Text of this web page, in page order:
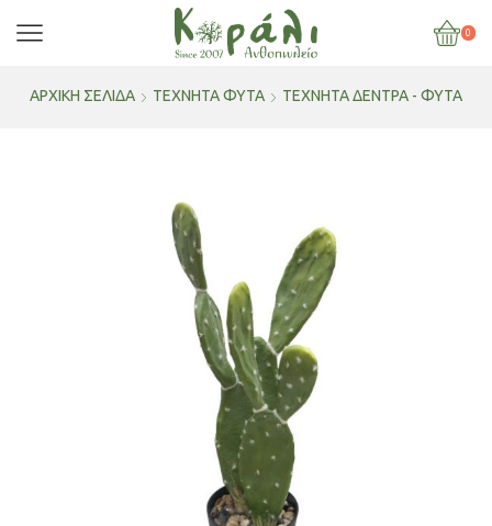
0
ΑΡΧΙΚΉ ΣΕΛΊΔΑ ΤΕΧΝΗΤΑ ΦΥΤΑ ΤΕΧΝΗΤΆ ΔΈΝΤΡΑ - ΦΥΤΆ